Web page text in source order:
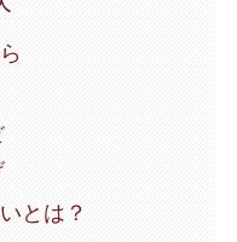
とは？